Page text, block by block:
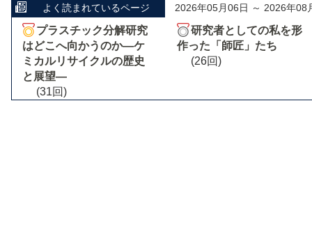
よく読まれているページ 2026年05月06日 ～ 2026年08
プラスチック分解研究
はどこへ向かうのか―ケ
ミカルリサイクルの歴史
と展望―
(31回)
研究者としての私を形
作った「師匠」たち
(26回)